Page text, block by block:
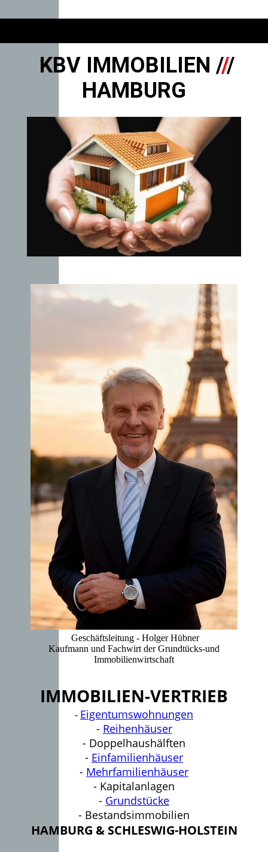
KBV IMMOBILIEN ///
HAMBURG
Geschäftsleitung - Holger Hübner
Kaufmann und Fachwirt der Grundtücks-und
Immobilienwirtschaft
IMMOBILIEN-VERTRIEB
- Eigentumswohnungen
- Reihenhäuser
- Doppelhaushälften
- Einfamilienhäuser
- Mehrfamilienhäuser
- Kapitalanlagen
- Grundstücke
- Bestandsimmobilien
HAMBURG & SCHLESWIG-HOLSTEIN